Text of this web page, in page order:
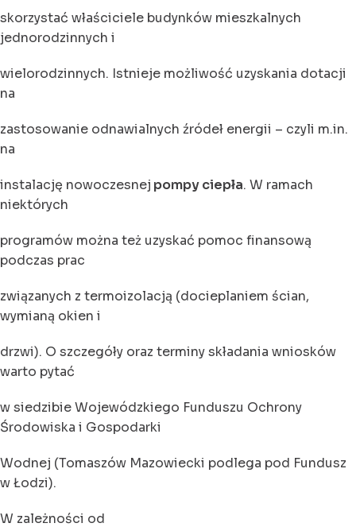
skorzystać właściciele budynków mieszkalnych
jednorodzinnych i
wielorodzinnych. Istnieje możliwość uzyskania dotacji
na
zastosowanie odnawialnych źródeł energii – czyli m.in.
na
instalację nowoczesnej pompy ciepła. W ramach
niektórych
programów można też uzyskać pomoc finansową
podczas prac
związanych z termoizolacją (docieplaniem ścian,
wymianą okien i
drzwi). O szczegóły oraz terminy składania wniosków
warto pytać
w siedzibie Wojewódzkiego Funduszu Ochrony
Środowiska i Gospodarki
Wodnej (Tomaszów Mazowiecki podlega pod Fundusz
w Łodzi).
W zależności od